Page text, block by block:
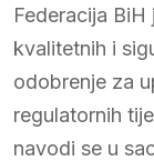
Federacija
kvalitetnih i
odobrenje za
regulatornih
navodi se u